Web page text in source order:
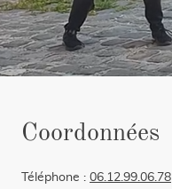
Coordonnées
Téléphone : 06.12.99.06.78